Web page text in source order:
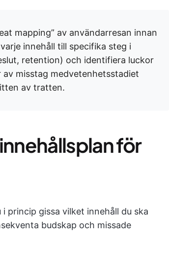
mapping” av användarresan innan
innehåll till specifika steg i
retention) och identifiera luckor
misstag medvetenhetsstadiet
av tratten.
för
princip gissa vilket innehåll du ska
budskap och missade